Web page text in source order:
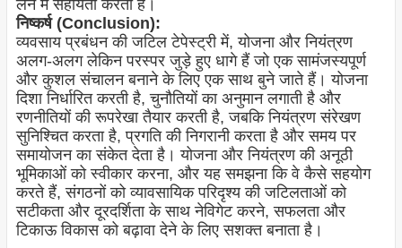
लेने में सहायता करती है।
निष्कर्ष (Conclusion):
व्यवसाय प्रबंधन की जटिल टेपेस्ट्री में, योजना और नियंत्रण
अलग-अलग लेकिन परस्पर जुड़े हुए धागे हैं जो एक सामंजस्यपूर्ण
और कुशल संचालन बनाने के लिए एक साथ बुने जाते हैं। योजना
दिशा निर्धारित करती है, चुनौतियों का अनुमान लगाती है और
रणनीतियों की रूपरेखा तैयार करती है, जबकि नियंत्रण संरेखण
सुनिश्चित करता है, प्रगति की निगरानी करता है और समय पर
समायोजन का संकेत देता है। योजना और नियंत्रण की अनूठी
भूमिकाओं को स्वीकार करना, और यह समझना कि वे कैसे सहयोग
करते हैं, संगठनों को व्यावसायिक परिदृश्य की जटिलताओं को
सटीकता और दूरदर्शिता के साथ नेविगेट करने, सफलता और
टिकाऊ विकास को बढ़ावा देने के लिए सशक्त बनाता है।